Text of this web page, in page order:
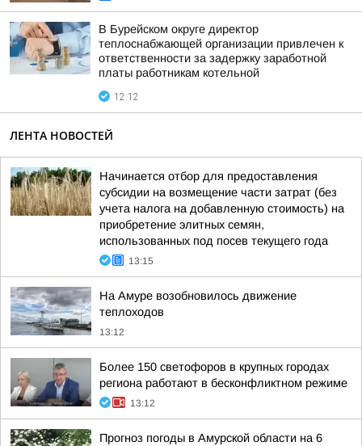
В Бурейском округе директор
теплоснабжающей организации привлечен к
ответственности за задержку заработной
платы работникам котельной
12:12
ЛЕНТА НОВОСТЕЙ
Начинается отбор для предоставления
субсидии на возмещение части затрат (без
учета налога на добавленную стоимость) на
приобретение элитных семян,
использованных под посев текущего года
13:15
На Амуре возобновилось движение
теплоходов
13:12
Более 150 светофоров в крупных городах
региона работают в бесконфликтном режиме
13:12
Прогноз погоды в Амурской области на 6